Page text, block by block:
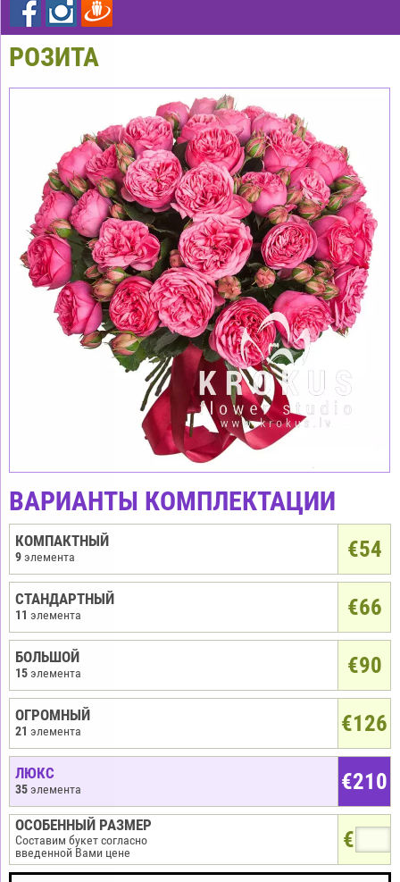
РОЗИТА
ВАРИАНТЫ КОМПЛЕКТАЦИИ
€54
КОМПАКТНЫЙ
9 элемента
€66
СТАНДАРТНЫЙ
11 элемента
€90
БОЛЬШОЙ
15 элемента
€126
ОГРОМНЫЙ
21 элемента
€210
ЛЮКС
35 элемента
€
ОСОБЕННЫЙ РАЗМЕР
Составим букет согласно
введенной Вами цене